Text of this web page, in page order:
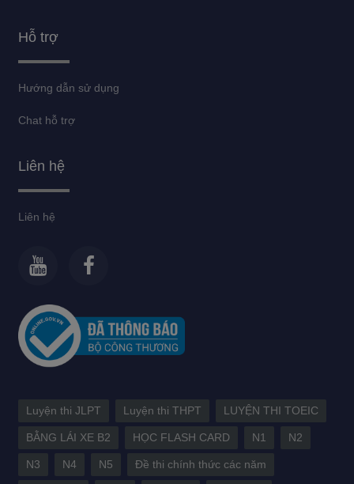
Hỗ trợ
Hướng dẫn sử dụng
Chat hỗ trợ
Liên hệ
Liên hệ
Luyện thi JLPT Luyện thi THPT LUYỆN THI TOEIC
BẰNG LÁI XE B2 HỌC FLASH CARD N1 N2
N3 N4 N5 Đề thi chính thức các năm